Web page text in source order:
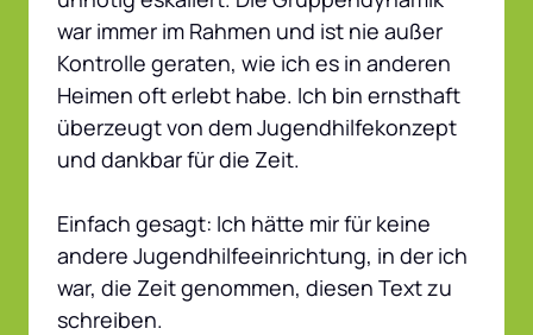
war immer im Rahmen und ist nie außer
Kontrolle geraten, wie ich es in anderen
Heimen oft erlebt habe. Ich bin ernsthaft
überzeugt von dem Jugendhilfekonzept
und dankbar für die Zeit.
Einfach gesagt: Ich hätte mir für keine
andere Jugendhilfeeinrichtung, in der ich
war, die Zeit genommen, diesen Text zu
schreiben.